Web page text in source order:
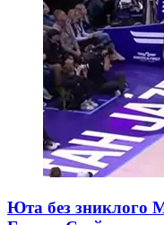
Юта без зниклого